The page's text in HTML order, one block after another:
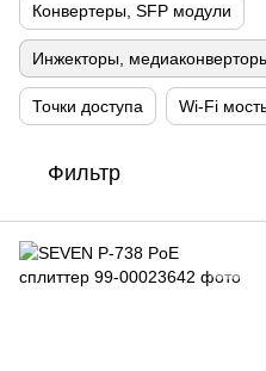
Конвертеры, SFP модули
Инжекторы,
Точки доступа Wi-Fi
Фильтр